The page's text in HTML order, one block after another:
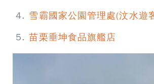
雪霸國家公園管理處(汶水遊
苗栗垂坤食品旗艦店